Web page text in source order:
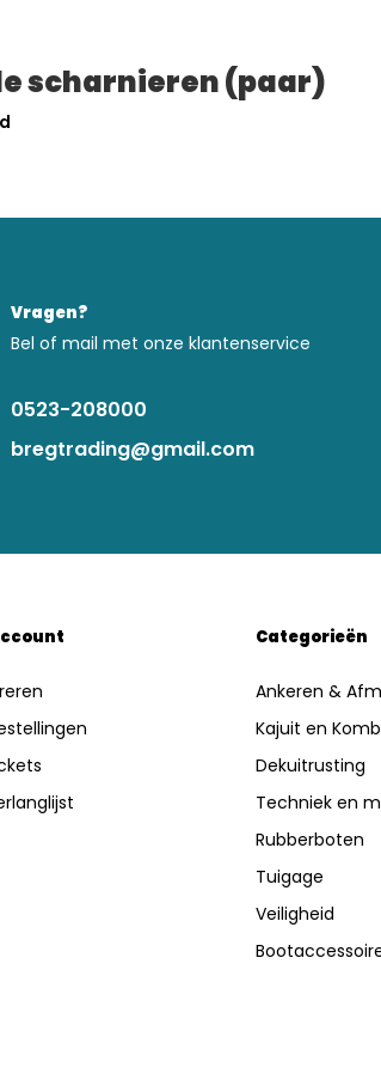
scharnieren (paar)
Vragen?
Bel of mail met onze klantenservice
0523-208000
bregtrading@gmail.com
Categorieën
Ankeren &
Kajuit en
Dekuitrusting
Techniek en
Rubberboten
Tuigage
Veiligheid